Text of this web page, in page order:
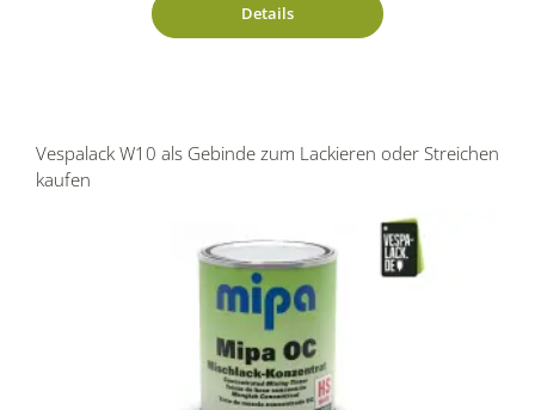
Details
Vespalack W10 als Gebinde zum Lackieren oder Streichen
kaufen